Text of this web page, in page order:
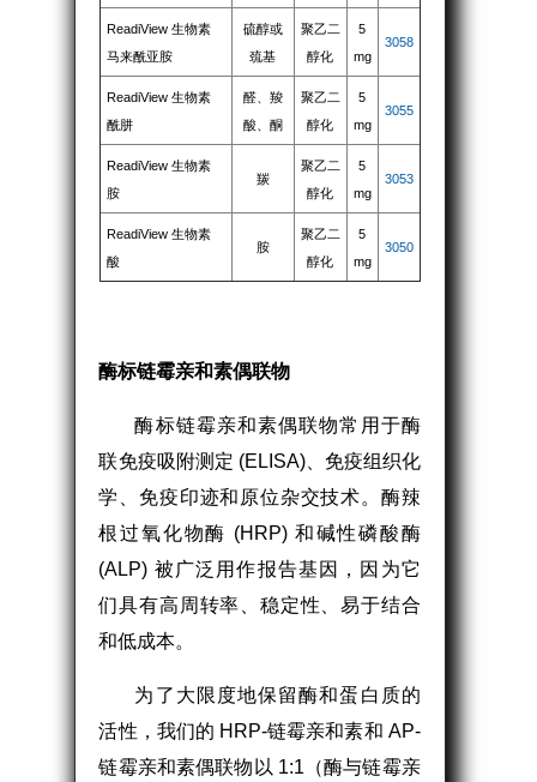
ReadiView 生物素
马来酰亚胺
硫醇或
巯基
聚乙二
醇化
5
mg
3058
ReadiView 生物素
酰肼
醛、羧
酸、酮
聚乙二
醇化
5
mg
3055
ReadiView 生物素
胺
羰
聚乙二
醇化
5
mg
3053
ReadiView 生物素
酸
胺
聚乙二
醇化
5
mg
3050
酶标链霉亲和素偶联物
酶标链霉亲和素偶联物常用于酶
联免疫吸附测定 (ELISA)、免疫组织化
学、免疫印迹和原位杂交技术。酶辣
根过氧化物酶 (HRP) 和碱性磷酸酶
(ALP) 被广泛用作报告基因，因为它
们具有高周转率、稳定性、易于结合
和低成本。
为了大限度地保留酶和蛋白质的
活性，我们的 HRP-链霉亲和素和 AP-
链霉亲和素偶联物以 1:1（酶与链霉亲